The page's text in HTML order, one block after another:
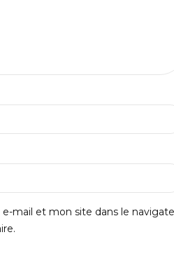
mail et mon site dans le